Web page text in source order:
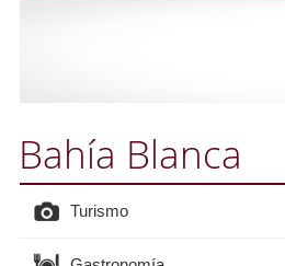
Bahía Blanca
Turismo